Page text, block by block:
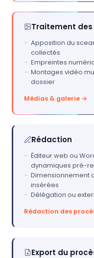
Traitement
Apposition du
collectés
Empreintes
Montages vidéo
dossier
Médias & galerie →
Rédaction
Éditeur web ou
dynamiques pré-
Dimensionnement
insérées
Délégation ou
Rédaction des
Export du